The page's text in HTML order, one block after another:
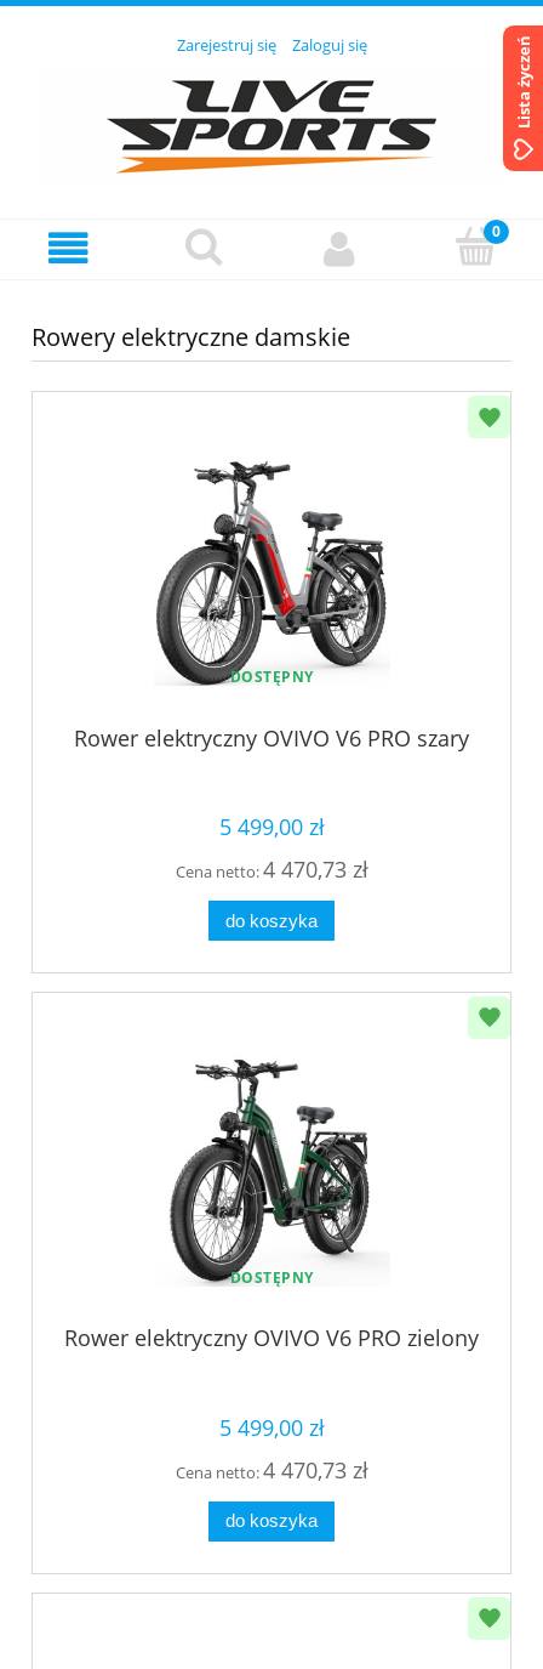
Zarejestruj się Zaloguj się
Rowery elektryczne damskie
DOSTĘPNY
Rower elektryczny OVIVO V6 PRO szary
5 499,00 zł
Cena netto:4 470,73 zł
do koszyka
DOSTĘPNY
Rower elektryczny OVIVO V6 PRO zielony
5 499,00 zł
Cena netto:4 470,73 zł
do koszyka
Lista życzeń